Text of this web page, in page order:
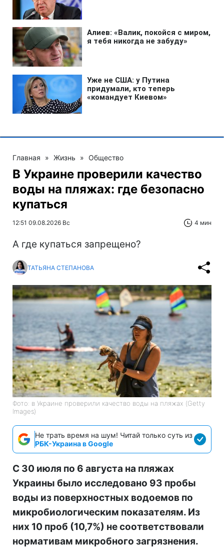
Главная » Жизнь » Общество
В Украине проверили качество
воды на пляжах: где безопасно
купаться
12:51 09.08.2026 Вс 4 мин
А где купаться запрещено?
ТАТЬЯНА СТЕПАНОВА
Фото: в Украине проверили качество воды на пляжах (Getty
Images)
Не трать время на шум! Читай только суть из
РБК-Украина в Google
С 30 июля по 6 августа на пляжах
Украины было исследовано 93 пробы
воды из поверхностных водоемов по
микробиологическим показателям. Из
них 10 проб (10,7%) не соответствовали
нормативам микробного загрязнения.